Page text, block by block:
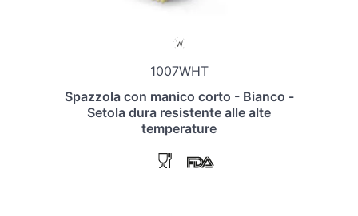
1007WHT
Spazzola con manico corto - Bianco -
Setola dura resistente alle alte
temperature